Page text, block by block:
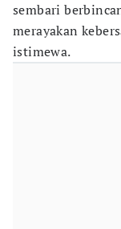
sembari
merayakan
istimewa.